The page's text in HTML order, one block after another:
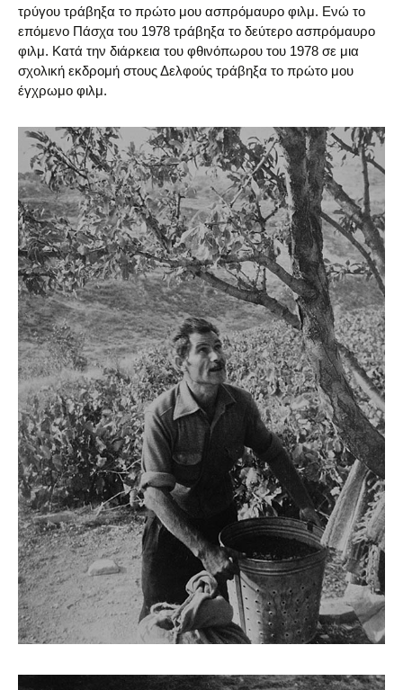
τρύγου τράβηξα το πρώτο μου ασπρόμαυρο φιλμ. Ενώ το
επόμενο Πάσχα του 1978 τράβηξα το δεύτερο ασπρόμαυρο
φιλμ. Κατά την διάρκεια του φθινόπωρου του 1978 σε μια
σχολική εκδρομή στους Δελφούς τράβηξα το πρώτο μου
έγχρωμο φιλμ.